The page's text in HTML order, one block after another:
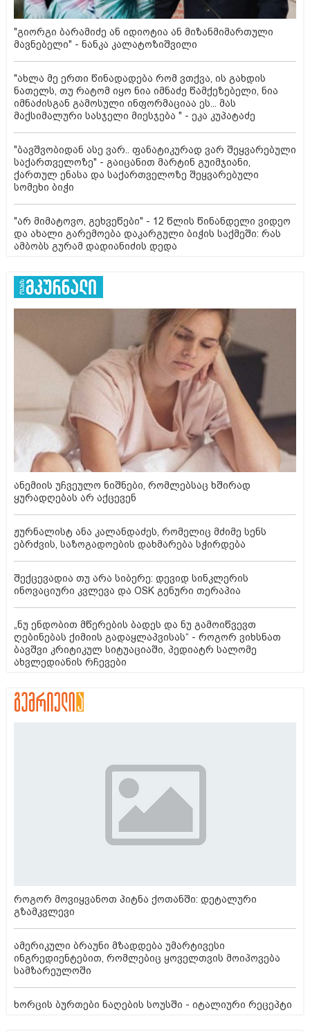
"გიორგი ბარამიძე ან იდიოტია ან მიზანმიმართული
მავნებელი" - ნანკა კალატოზიშვილი
"ახლა მე ერთი წინადადება რომ ვთქვა, ის გახდის
ნათელს, თუ რატომ იყო ნია იმნაძე წამქეზებელი, ნია
იმნაძისგან გამოსული ინფორმაციაა ეს... მას
მაქსიმალური სასჯელი მიესჯება " - ეკა კუპატაძე
"ბავშვობიდან ასე ვარ.. ფანატიკურად ვარ შეყვარებული
საქართველოზე" - გაიცანით მარტინ გუიმჯიანი,
ქართულ ენასა და საქართველოზე შეყვარებული
სომეხი ბიჭი
"არ მიმატოვო, გეხვეწები" - 12 წლის წინანდელი ვიდეო
და ახალი გარემოება დაკარგული ბიჭის საქმეში: რას
ამბობს გურამ დადიანიძის დედა
ანემიის უჩვეულო ნიშნები, რომლებსაც ხშირად
ყურადღებას არ აქცევენ
ჟურნალისტ ანა კალანდაძეს, რომელიც მძიმე სენს
ებრძვის, საზოგადოების დახმარება სჭირდება
შექცევადია თუ არა სიბერე: დევიდ სინკლერის
ინოვაციური კვლევა და OSK გენური თერაპია
„ნუ ენდობით მწერების ბადეს და ნუ გამოიწვევთ
ღებინებას ქიმიის გადაყლაპვისას“ - როგორ ვიხსნათ
ბავშვი კრიტიკულ სიტუაციაში, პედიატრ სალომე
ახვლედიანის რჩევები
როგორ მოვიყვანოთ პიტნა ქოთანში: დეტალური
გზამკვლევი
ამერიკული ბრაუნი მზადდება უმარტივესი
ინგრედიენტებით, რომლებიც ყოველთვის მოიპოვება
სამზარეულოში
ხორცის ბურთები ნაღების სოუსში - იტალიური რეცეპტი